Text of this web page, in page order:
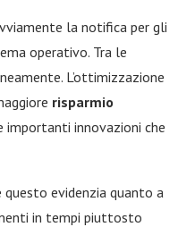
la notifica per gli
operativo. Tra le
L’ottimizzazione
risparmio
innovazioni che
questo evidenzia quanto a
in tempi piuttosto